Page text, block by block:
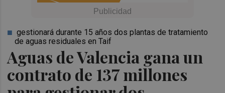
Aguas de Valencia gana un
contrato de 137 millones
gestionará durante 15 años dos plantas de tratamiento
de aguas residuales en Taif